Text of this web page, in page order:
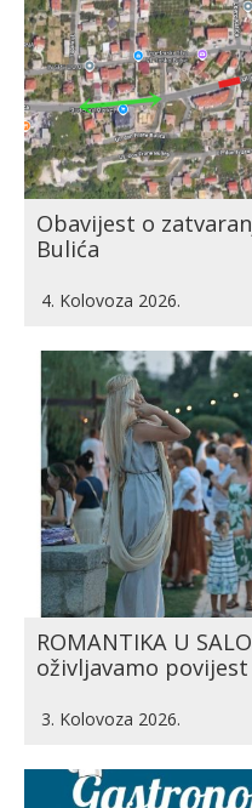
Obavijest o
Bulića
4. Kolovoza 2026.
ROMANTIKA U
oživljavamo povijest
3. Kolovoza 2026.